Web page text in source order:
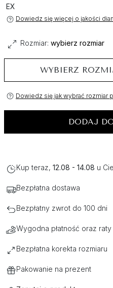
EX
Dowiedz się więcej o jakości
Rozmiar: wybierz rozmiar
WYBIERZ
Dowiedz się jak wybrać rozmiar
DODAJ
Kup teraz, 12.08 - 14.08 u
Bezpłatna dostawa
Bezpłatny zwrot do 100 dni
Wygodna płatność oraz raty
Bezpłatna korekta rozmiaru
Pakowanie na prezent